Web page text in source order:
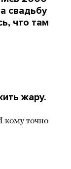
свадьбу
что там
жару.
кому точно